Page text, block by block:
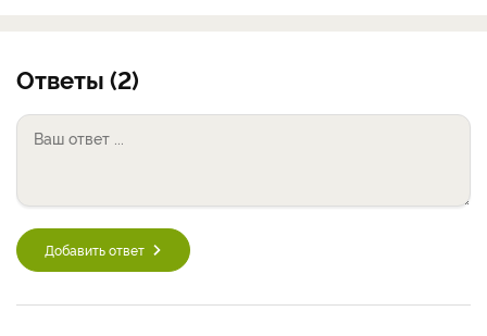
Ответы (2)
Добавить ответ